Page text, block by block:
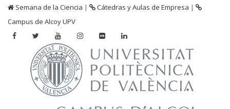
Semana de la Ciencia | Cátedras y Aulas de Empresa |
Campus de Alcoy UPV